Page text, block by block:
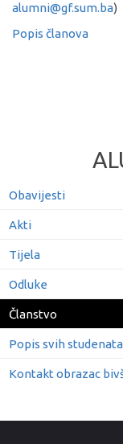
alumni@gf.sum.ba)
Popis članova
Obavijesti
Akti
Tijela
Odluke
Članstvo
Popis svih
Kontakt obrazac